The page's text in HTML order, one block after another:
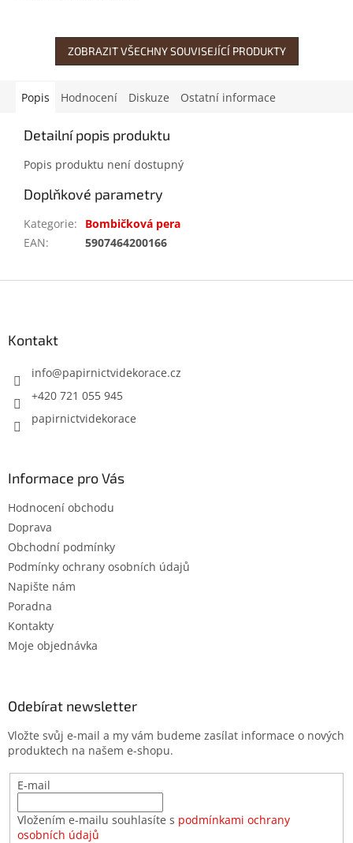
ZOBRAZIT VŠECHNY SOUVISEJÍCÍ PRODUKTY
Popis Hodnocení Diskuze Ostatní informace
Detailní popis produktu
Popis produktu není dostupný
Doplňkové parametry
Kategorie:
Bombičková pera
EAN: 5907464200166
Kontakt
info@papirnictvidekorace.cz
+420 721 055 945
papirnictvidekorace
Informace pro Vás
Hodnocení obchodu
Doprava
Obchodní podmínky
Podmínky ochrany osobních údajů
Napište nám
Poradna
Kontakty
Moje objednávka
Odebírat newsletter
Vložte svůj e-mail a my vám budeme zasílat informace o nových
produktech na našem e-shopu.
E-mail
Vložením e-mailu souhlasíte s podmínkami ochrany
osobních údajů